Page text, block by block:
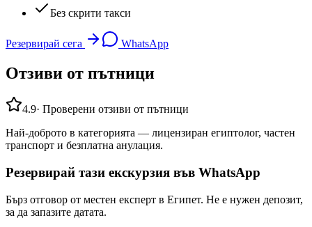
Без скрити такси
Резервирай сега WhatsApp
Отзиви от пътници
4.9· Проверени отзиви от пътници
Най-доброто в категорията — лицензиран египтолог, частен
транспорт и безплатна анулация.
Резервирай тази екскурзия във WhatsApp
Бърз отговор от местен експерт в Египет. Не е нужен депозит,
за да запазите датата.